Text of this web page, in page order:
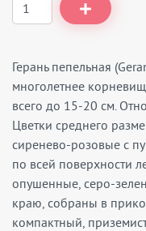
Герань пепельная
многолетнее
всего до 15-20 см.
Цветки среднего
сиренево-розовые с
по всей поверхности
опушенные, серо-
краю, собраны в
компактный,